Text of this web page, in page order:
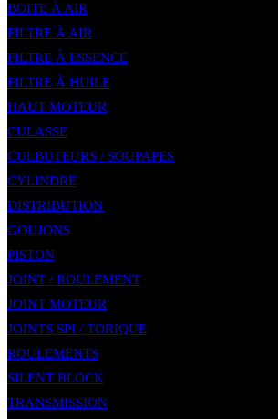
BOITE À AIR
FILTRE À AIR
FILTRE À ESSENCE
FILTRE À HUILE
HAUT MOTEUR
CULASSE
CULBUTEURS / SOUPAPES
CYLINDRE
DISTRIBUTION
GOUJONS
PISTON
JOINT / ROULEMENT
JOINT MOTEUR
JOINTS SPI / TORIQUE
ROULEMENTS
SILENT BLOCK
TRANSMISSION